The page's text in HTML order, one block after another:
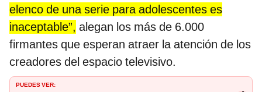
elenco de una serie para adolescentes es
inaceptable”, alegan los más de 6.000
firmantes que esperan atraer la atención de los
creadores del espacio televisivo.
PUEDES VER: